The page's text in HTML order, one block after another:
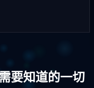
要知道的一切